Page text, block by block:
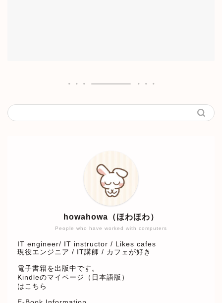
People who have worked with computers
howahowa（ほわほわ）
IT engineer/ IT instructor / Likes cafes
現役エンジニア / IT講師 / カフェが好き
電子書籍を出版中です。
Kindleのマイページ（日本語版）
はこちら